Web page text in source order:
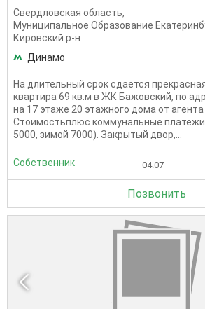
Свердловская область,
Муниципальное Образование
Кировский р-н
Динамо
На длительный срок сдается
квартира 69 кв.м в ЖК Бажовский, по
на 17 этаже 20 этажного дома от агента
Стоимостьплюс коммунальные
5000, зимой 7000). Закрытый двор,...
Собственник 04.07
Позвонить